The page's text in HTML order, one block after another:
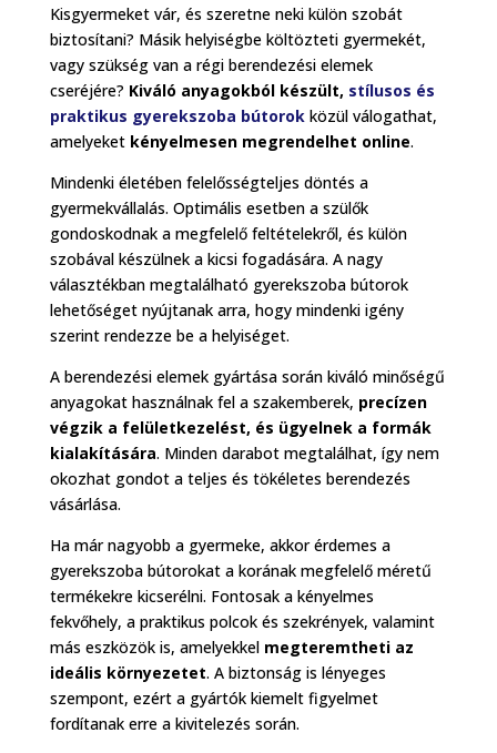
Kisgyermeket vár, és szeretne neki külön szobát
biztosítani? Másik helyiségbe költözteti gyermekét,
vagy szükség van a régi berendezési elemek
cseréjére? Kiváló anyagokból készült, stílusos és
praktikus gyerekszoba bútorokközül válogathat,
amelyeket kényelmesen megrendelhet online.
Mindenki életében felelősségteljes döntés a
gyermekvállalás. Optimális esetben a szülők
gondoskodnak a megfelelő feltételekről, és külön
szobával készülnek a kicsi fogadására. A nagy
választékban megtalálható gyerekszoba bútorok
lehetőséget nyújtanak arra, hogy mindenki igény
szerint rendezze be a helyiséget.
A berendezési elemek gyártása során kiváló minőségű
anyagokat használnak fel a szakemberek, precízen
végzik a felületkezelést, és ügyelnek a formák
kialakítására. Minden darabot megtalálhat, így nem
okozhat gondot a teljes és tökéletes berendezés
vásárlása.
Ha már nagyobb a gyermeke, akkor érdemes a
gyerekszoba bútorokat a korának megfelelő méretű
termékekre kicserélni. Fontosak a kényelmes
fekvőhely, a praktikus polcok és szekrények, valamint
más eszközök is, amelyekkel megteremtheti az
ideális környezetet. A biztonság is lényeges
szempont, ezért a gyártók kiemelt figyelmet
fordítanak erre a kivitelezés során.